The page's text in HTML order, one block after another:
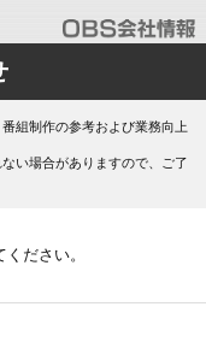
組制作の参考および業務向上
い場合がありますので、ご了
ださい。